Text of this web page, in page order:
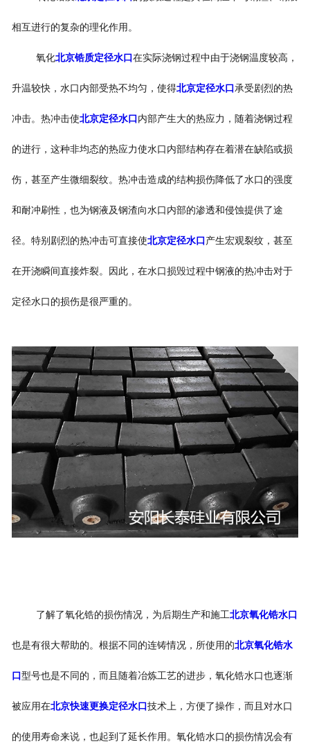
相互进行的复杂的理化作用。
氧化北京锆质定径水口在实际浇钢过程中由于浇钢温度较高，
升温较快，水口内部受热不均匀，使得北京定径水口承受剧烈的热
冲击。热冲击使北京定径水口 内部产生大的热应力，随着浇钢过程
的进行，这种非均态的热应力使水口内部结构存在着潜在缺陷或损
伤，甚至产生微细裂纹。热冲击造成的结构损伤降低了水口的强度
和耐冲刷性，也为钢液及钢渣向水口内部的渗透和侵蚀提供了途
径。特别剧烈的热冲击可直接使北京定径水口 产生宏观裂纹，甚至
在开浇瞬间直接炸裂。因此，在水口损毁过程中钢液的热冲击对于
定径水口的损伤是很严重的。
了解了氧化锆的损伤情况，为后期生产和施工北京氧化锆水口
也是有很大帮助的。根据不同的连铸情况，所使用的北京氧化锆水
口 型号也是不同的，而且随着冶炼工艺的进步，氧化锆水口也逐渐
被应用在北京快速更换定径水口 技术上，方便了操作，而且对水口
的使用寿命来说，也起到了延长作用。氧化锆水口的损伤情况会有